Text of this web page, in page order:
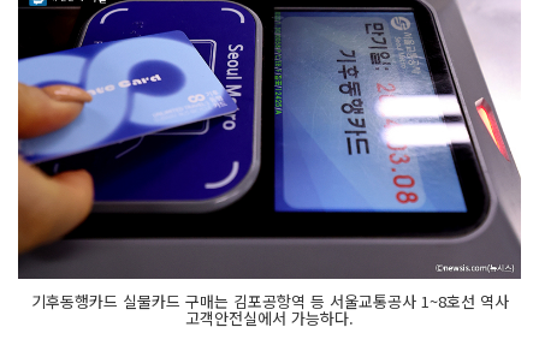
기후동행카드 실물카드 구매는 김포공항역 등 서울교통공사 1~8호선 역사
고객안전실에서 가능하다.